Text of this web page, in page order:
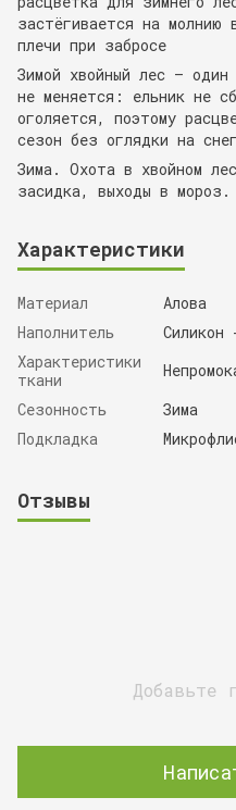
застёгивается на
плечи при забросе
Зимой хвойный лес —
не меняется: ельник не
оголяется, поэтому
сезон без оглядки на
Зима. Охота в хвойном
засидка, выходы в мороз.
Характеристики
Материал
Алова
Наполнитель
Силикон
Характеристики
ткани
Сезонность
Зима
Подкладка
Отзывы
Добавьте